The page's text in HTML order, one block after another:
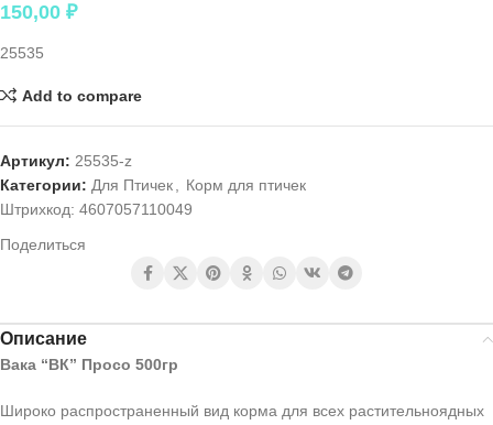
150,00 ₽
25535
Add to compare
Артикул: 25535-z
Категории: Для Птичек
Корм для птичек
Штрихкод: 4607057110049
Поделиться
Описание
Вака “ВК” Просо 500гр
Широко распространенный вид корма для всех растительноядных